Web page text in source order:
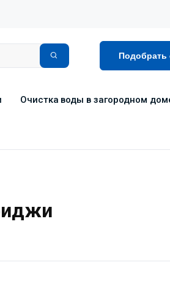
Очистка воды в загородном